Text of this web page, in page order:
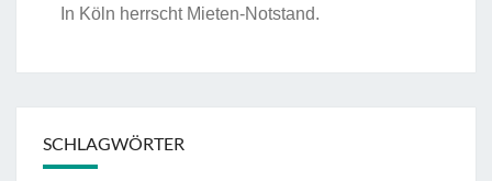
In Köln herrscht Mieten-Notstand.
SCHLAGWÖRTER